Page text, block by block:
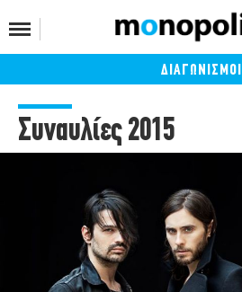
ΔΙΑΓΩΝΙΣΜΟΙ
Συναυλίες 2015